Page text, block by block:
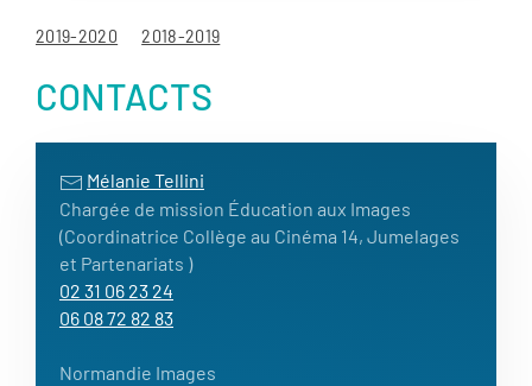
2019-2020 2018-2019
CONTACTS
Mélanie Tellini
Chargée de mission Éducation aux Images
(Coordinatrice Collège au Cinéma 14, Jumelages
et Partenariats )
02 31 06 23 24
06 08 72 82 83
Normandie Images